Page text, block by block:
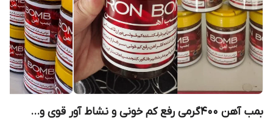
بمب آهن ۴۰۰گرمی رفع کم خونی و نشاط آور قوی و...